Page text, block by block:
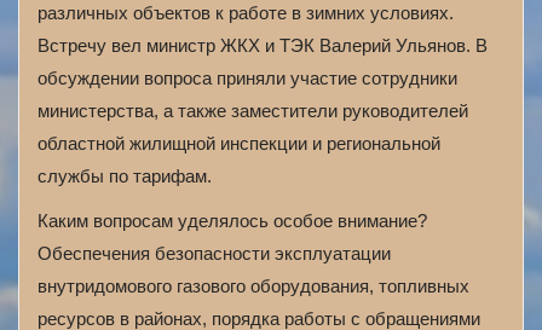
различных объектов к работе в зимних условиях.
Встречу вел министр ЖКХ и ТЭК Валерий Ульянов. В
обсуждении вопроса приняли участие сотрудники
министерства, а также заместители руководителей
областной жилищной инспекции и региональной
службы по тарифам.
Каким вопросам уделялось особое внимание?
Обеспечения безопасности эксплуатации
внутридомового газового оборудования, топливных
ресурсов в районах, порядка работы с обращениями